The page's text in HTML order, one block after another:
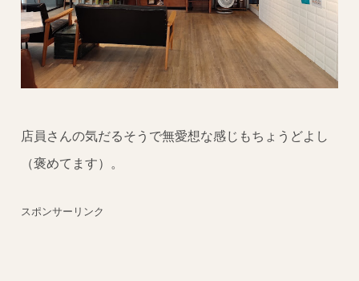
店員さんの気だるそうで無愛想な感じもちょうどよし
（褒めてます）。
スポンサーリンク